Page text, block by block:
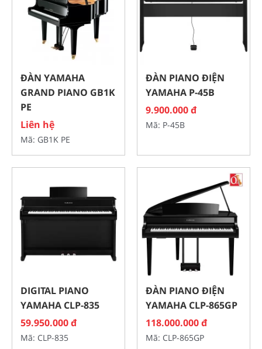
ĐÀN YAMAHA
GRAND PIANO GB1K
PE
Liên hệ
Mã: GB1K PE
ĐÀN PIANO ĐIỆN
YAMAHA P-45B
9.900.000 đ
Mã: P-45B
DIGITAL PIANO
YAMAHA CLP-835
59.950.000 đ
Mã: CLP-835
ĐÀN PIANO ĐIỆN
YAMAHA CLP-865GP
118.000.000 đ
Mã: CLP-865GP